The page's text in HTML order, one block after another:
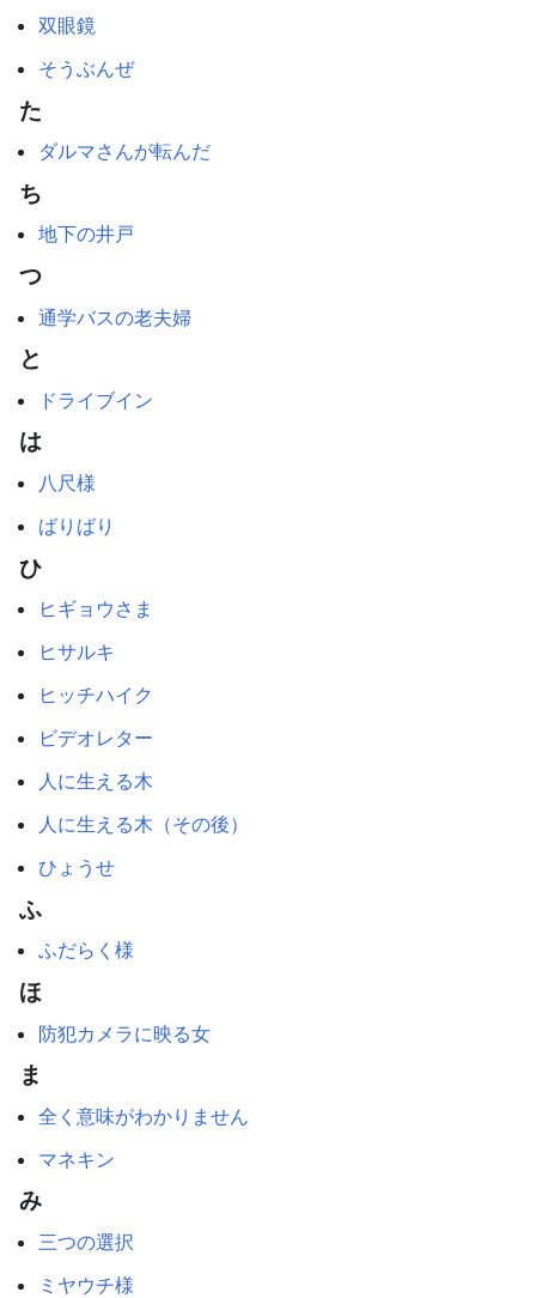
双眼鏡
そうぶんぜ
た
ダルマさんが転んだ
ち
地下の井戸
つ
通学バスの老夫婦
と
ドライブイン
は
八尺様
ばりばり
ひ
ヒギョウさま
ヒサルキ
ヒッチハイク
ビデオレター
人に生える木
人に生える木（その後）
ひょうせ
ふ
ふだらく様
ほ
防犯カメラに映る女
ま
全く意味がわかりません
マネキン
み
三つの選択
ミヤウチ様